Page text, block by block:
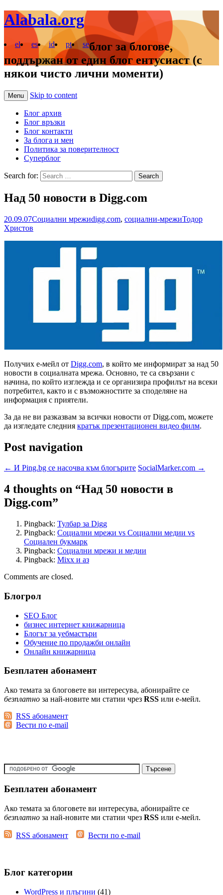
Alabala.org
el es id pt seблог за блогове,
поддържан от един блог ентусиаст (с
някои чисто лични моменти)
Menu Skip to content
Блог архив
Блог връзки
Блог контакти
За блога и мен
Политика за поверителност
Суперблог
Search for:
Над 50 новости в Digg.com
20.09.07Социални мрежиdigg.com, социални-мрежиТодор
Христов
Получих е-мейл от Digg.com, в който ме информират за над 50
новости в социалната мрежа. Основно, те са свързани с
начина, по който изглежда и се организира профилът на всеки
потребител, както и с възможностите за споделяне на
информация с приятели.
За да не ви разказвам за всички новости от Digg.com, можете
да изгледате следния кратък презентационен видео филм.
Post navigation
← И Ping.bg се насочва към блогърите SocialMarker.com →
4 thoughts on “Над 50 новости в
Digg.com”
Pingback: Тулбар за Digg
Pingback: Социални мрежи vs Социални медии vs
Социален букмарк
Pingback: Социални мрежи и медии
Pingback: Mixx и аз
Comments are closed.
Блогрол
SEO Блог
бизнес интернет книжарница
Блогът за уебмастъри
Обучение по продажби онлайн
Онлайн книжарница
Безплатен абонамент
Ако темата за блоговете ви интересува, абонирайте се
безплатно за най-новите ми статии чрез RSS или е-мейл.
RSS абонамент
Вести по e-mail
Безплатен абонамент
Ако темата за блоговете ви интересува, абонирайте се
безплатно за най-новите ми статии чрез RSS или е-мейл.
RSS абонамент Вести по e-mail
Блог категории
WordPress и плъгини (41)